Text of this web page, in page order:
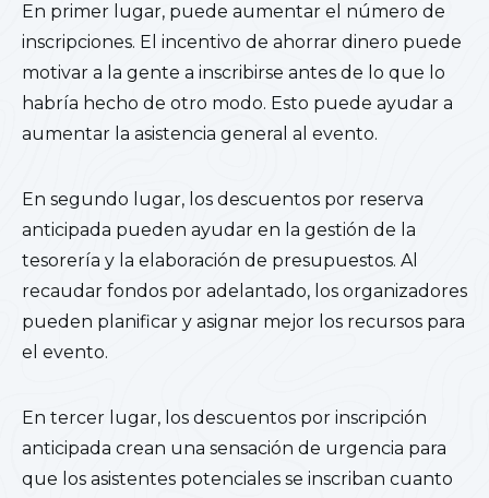
En primer lugar, puede aumentar el número de
inscripciones. El incentivo de ahorrar dinero puede
motivar a la gente a inscribirse antes de lo que lo
habría hecho de otro modo. Esto puede ayudar a
aumentar la asistencia general al evento.
En segundo lugar, los descuentos por reserva
anticipada pueden ayudar en la gestión de la
tesorería y la elaboración de presupuestos. Al
recaudar fondos por adelantado, los organizadores
pueden planificar y asignar mejor los recursos para
el evento.
En tercer lugar, los descuentos por inscripción
anticipada crean una sensación de urgencia para
que los asistentes potenciales se inscriban cuanto